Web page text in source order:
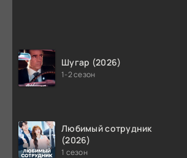
Шугар (2026)
1-2 сезон
Любимый сотрудник
(2026)
1 сезон